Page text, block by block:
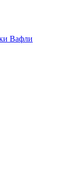
Вафли